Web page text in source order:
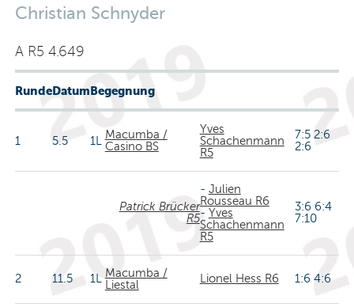
Christian Schnyder
A R5 4.649
RundeDatumBegegnung
1 5.5 1LMacumba /
Casino BS
Yves
Schachenmann
R5
7:5 2:6
2:6
Patrick Brücker
R5
- Julien
Rousseau R6
- Yves
Schachenmann
R5
3:6 6:4
7:10
2 11.5 1LMacumba /
Liestal
Lionel Hess R6 1:6 4:6